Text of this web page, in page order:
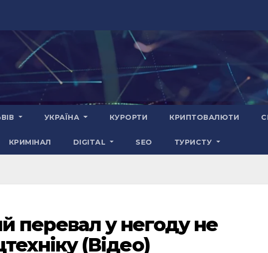
УКРАЇНА КУРОРТИ КРИПТОВАЛЮТИ
КРИМІНАЛ DIGITAL SEO ТУРИСТУ
перевал у негоду не
(Відео)